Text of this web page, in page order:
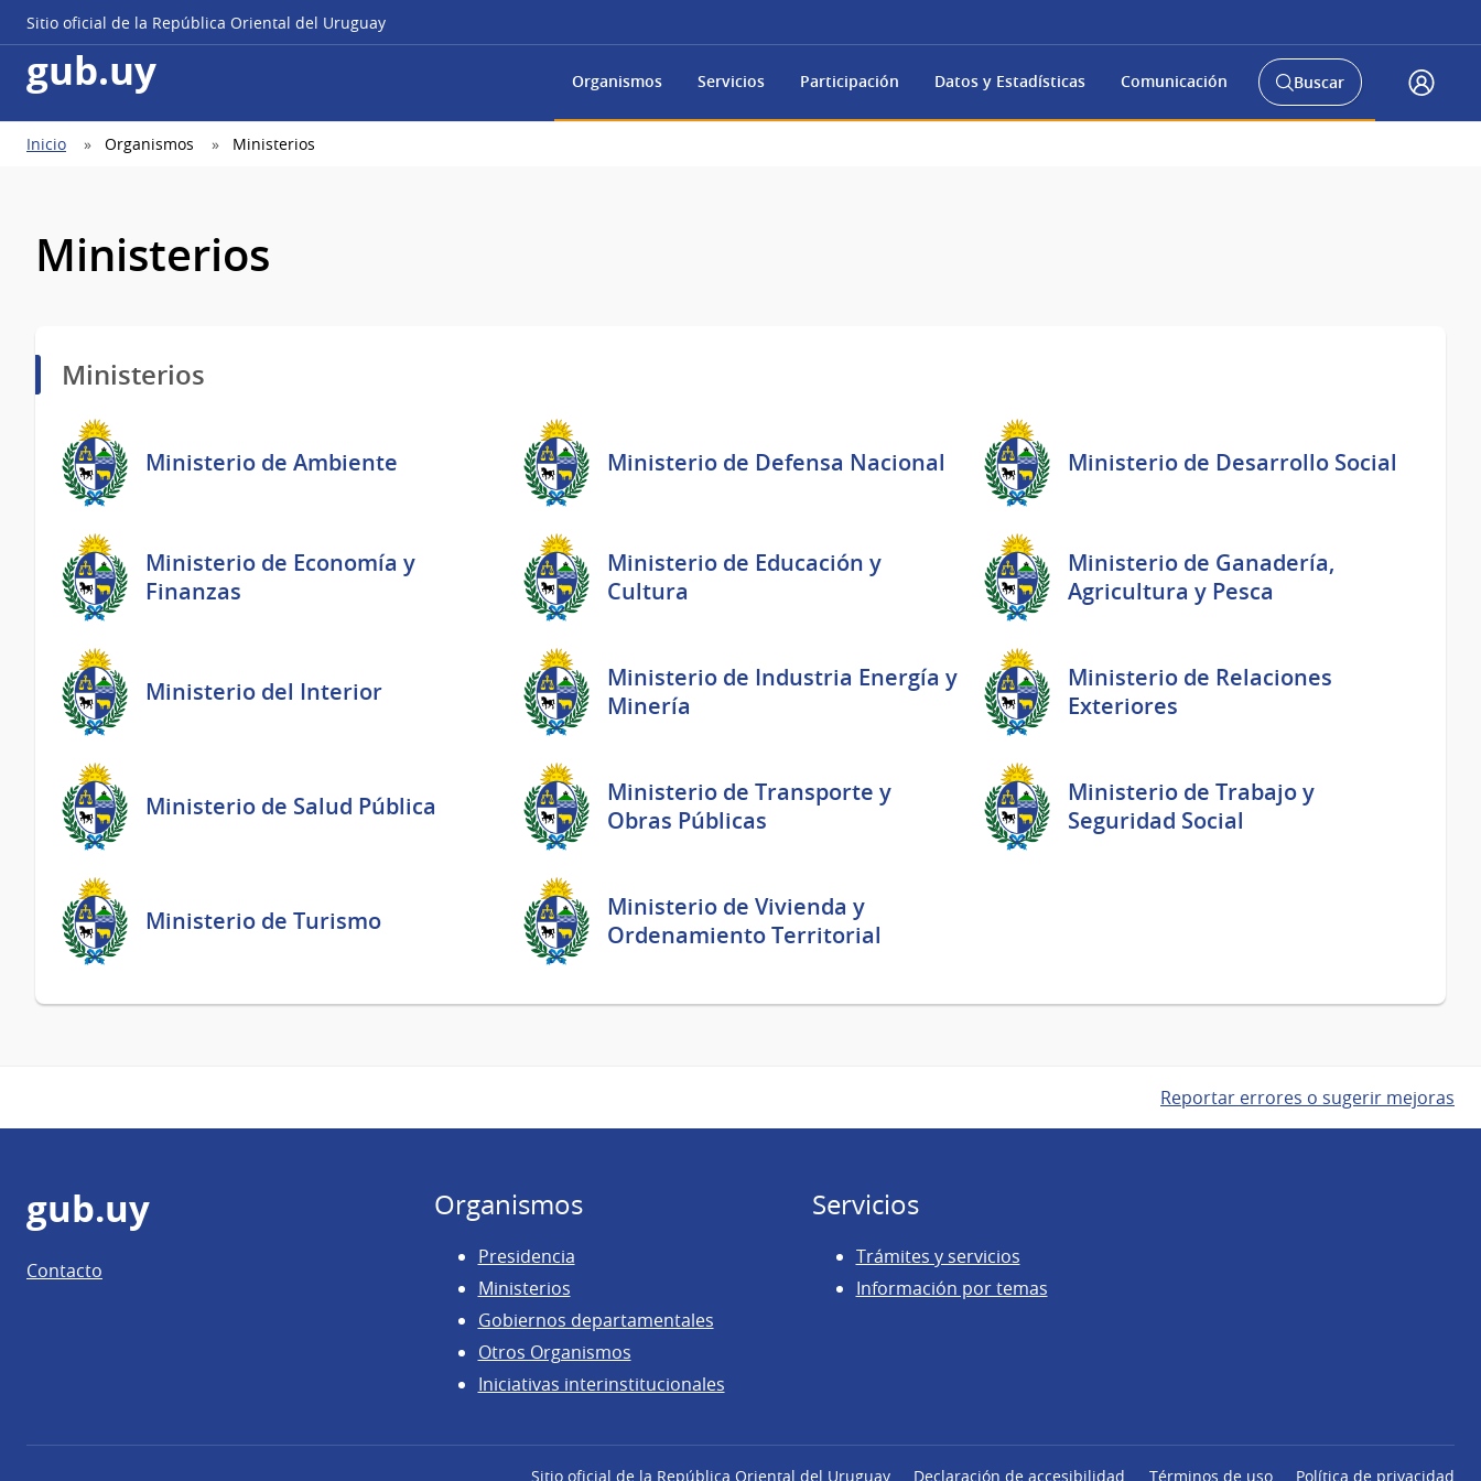
Sitio oficial de la República Oriental del Uruguay
gub.uy Organismos Servicios Participación Datos y Estadísticas Comunicación
Abrir
buscador
Buscar
a
Ruta
Inicio Organismos Ministerios
Ministerios
Ministerios
Ministerio de Ambiente Ministerio de Defensa Nacional Ministerio de Desarrollo Social
Ministerio de Economía y
Finanzas
Ministerio de Educación y
Cultura
Ministerio de Ganadería,
Agricultura y Pesca
Ministerio del Interior
Ministerio de Industria Energía y
Minería
Ministerio de Relaciones
Exteriores
Ministerio de Salud Pública
Ministerio de Transporte y
Obras Públicas
Ministerio de Trabajo y
Seguridad Social
Ministerio de Turismo
Ministerio de Vivienda y
Ordenamiento Territorial
Reportar errores o sugerir mejoras
Pie
de
página
gub.uy
Contacto
Organismos
Presidencia
Ministerios
Gobiernos departamentales
Otros Organismos
Iniciativas interinstitucionales
Servicios
Trámites y servicios
Información por temas
Sitio oficial de la República Oriental del Uruguay Declaración de accesibilidad Términos de uso Política de privacidad